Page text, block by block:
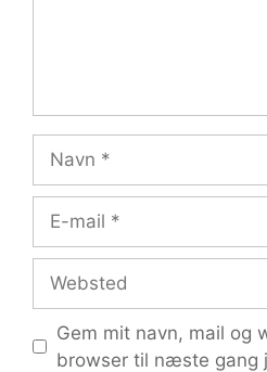
mail
Gem mit navn, mail og
browser til næste gang